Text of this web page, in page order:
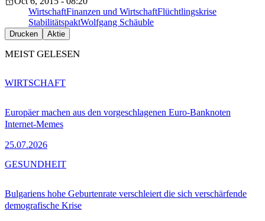
WirtschaftFinanzen und WirtschaftFlüchtlingskrise
StabilitätspaktWolfgang Schäuble
Drucken Aktie
MEIST GELESEN
Europäer machen aus den vorgeschlagenen Euro-Banknoten
Internet-Memes
25.07.2026
WIRTSCHAFT
Bulgariens hohe Geburtenrate verschleiert die sich verschärfende
demografische Krise
GESUNDHEIT